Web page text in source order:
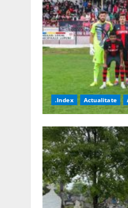
.Index Actualitate